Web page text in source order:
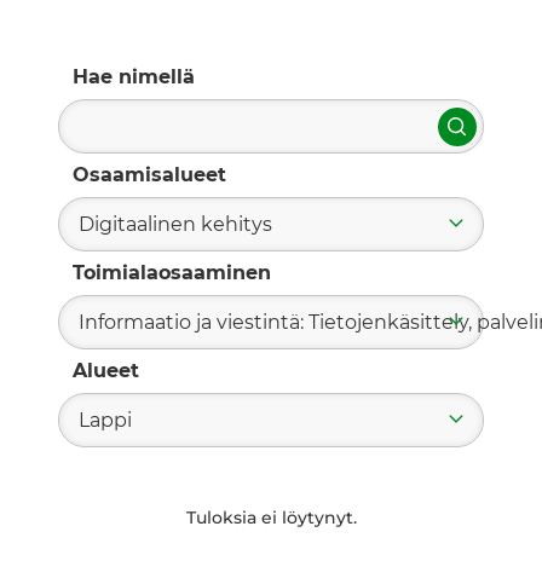
Hae nimellä
Hae
Osaamisalueet
Digitaalinen kehitys
Toimialaosaaminen
Informaatio ja viestintä: Tietojenkäsittely,
Alueet
Lappi
Tuloksia ei löytynyt.